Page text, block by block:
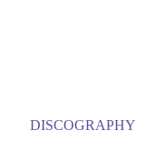
DISCOGRAPHY